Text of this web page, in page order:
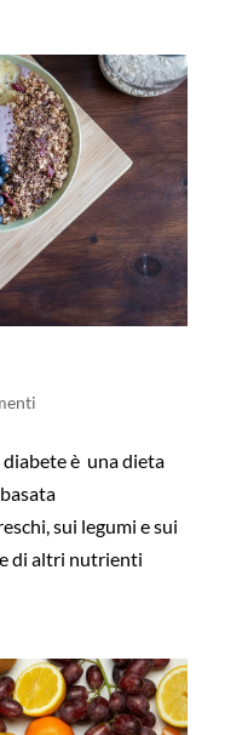
diabete è una dieta
sui legumi e sui
di altri nutrienti